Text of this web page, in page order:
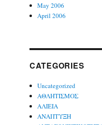
May 2006
April 2006
CATEGORIES
Uncategorized
ΑΘΛΗΤΙΣΜΟΣ
ΑΛΙΕΙΑ
ΑΝΑΠΤΥΞΗ